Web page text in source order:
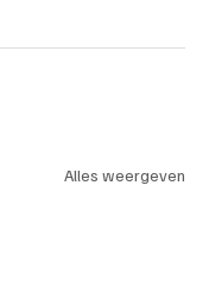
Alles weergeven